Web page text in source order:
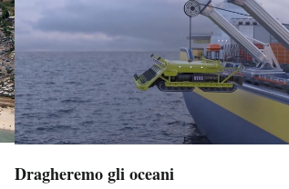
Dragheremo gli oceani